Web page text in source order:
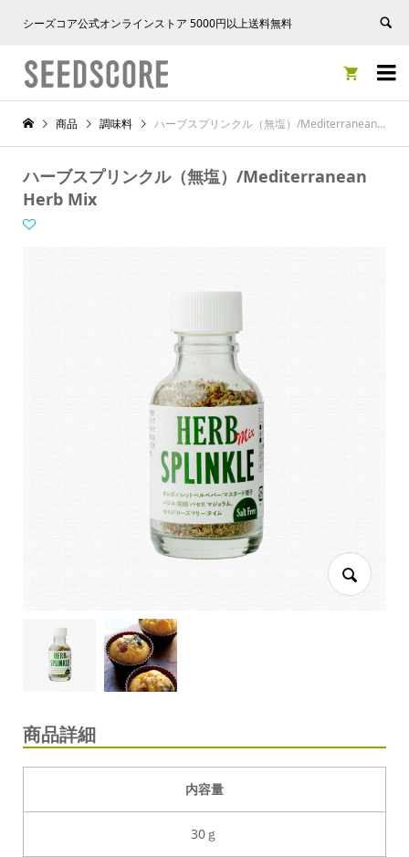
シーズコア公式オンラインストア 5000円以上送料無料


商品 調味料 ハーブスプリンクル（無塩）/Mediterranean Herb Mix
ハーブスプリンクル（無塩）/Mediterranean
Herb Mix
商品詳細
内容量
30ｇ